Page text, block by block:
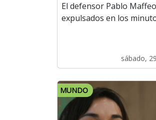
El defensor Pablo
expulsados en los
sábado,
MUNDO